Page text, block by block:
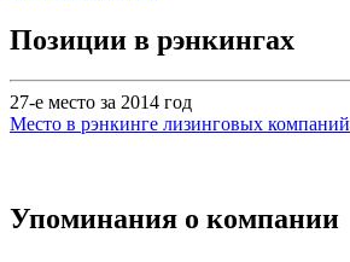
Позиции в рэнкингах
27-е место за 2014 год
Место в рэнкинге лизинговых компаний
Упоминания о компании